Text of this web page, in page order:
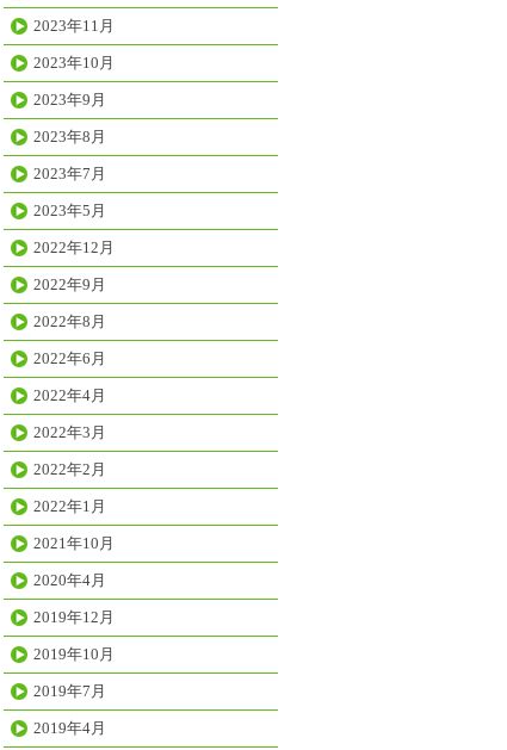
2023年11月
2023年10月
2023年9月
2023年8月
2023年7月
2023年5月
2022年12月
2022年9月
2022年8月
2022年6月
2022年4月
2022年3月
2022年2月
2022年1月
2021年10月
2020年4月
2019年12月
2019年10月
2019年7月
2019年4月